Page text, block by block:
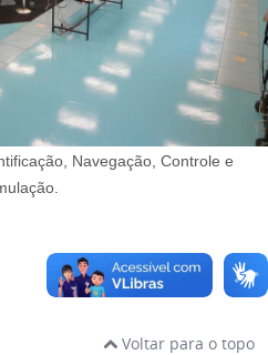
Navegação, Controle e
Voltar para o topo